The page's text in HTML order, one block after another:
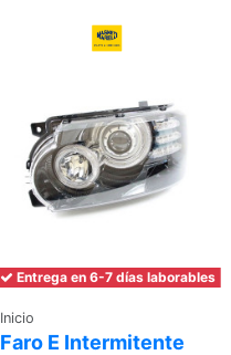
Entrega en 6-7 días laborables
Inicio
Faro E Intermitente